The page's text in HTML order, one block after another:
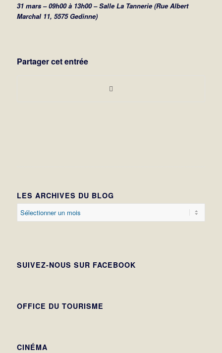
31 mars – 09h00 à 13h00 – Salle La Tannerie (Rue Albert
Marchal 11, 5575 Gedinne)
Partager cet entrée
LES ARCHIVES DU BLOG
SUIVEZ-NOUS SUR FACEBOOK
OFFICE DU TOURISME
CINÉMA